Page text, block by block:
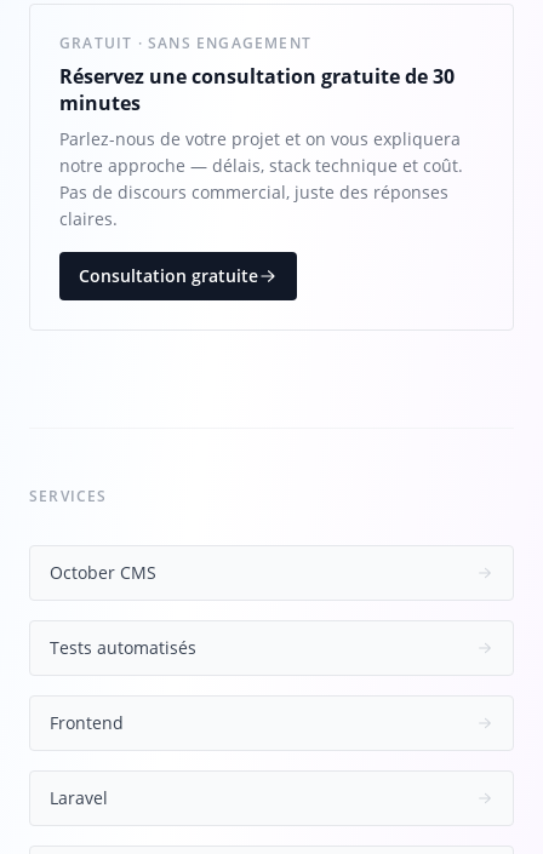
GRATUIT · SANS ENGAGEMENT
Réservez une consultation gratuite de 30
minutes
Parlez-nous de votre projet et on vous expliquera
notre approche — délais, stack technique et coût.
Pas de discours commercial, juste des réponses
claires.
Consultation gratuite
SERVICES
October CMS
Tests automatisés
Frontend
Laravel